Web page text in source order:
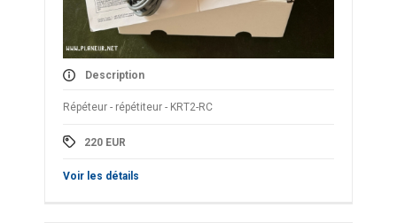
Description
Répéteur - répétiteur - KRT2-RC
220 EUR
Voir les détails